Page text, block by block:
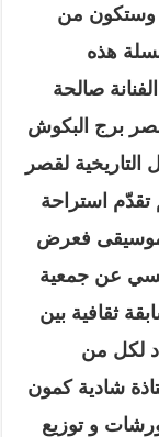
وستكون من
هذه
صالحة
برج البكوش
لقصر
استراحة
فعرض
عن جمعية
ثقافية بين
لكل من
شادية كمون
و توزيع